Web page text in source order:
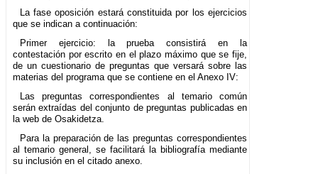
La fase oposición estará constituida por los ejercicios
que se indican a continuación:
Primer ejercicio: la prueba consistirá en la
contestación por escrito en el plazo máximo que se fije,
de un cuestionario de preguntas que versará sobre las
materias del programa que se contiene en el Anexo IV:
Las preguntas correspondientes al temario común
serán extraídas del conjunto de preguntas publicadas en
la web de Osakidetza.
Para la preparación de las preguntas correspondientes
al temario general, se facilitará la bibliografía mediante
su inclusión en el citado anexo.